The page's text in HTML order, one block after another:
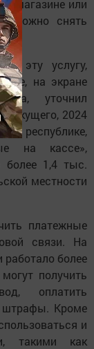
в магазине или
можно снять
эту услугу,
на экране
уточнил
2024
республике,
на кассе»,
более 1,4 тыс.
местности
платежные
связи. На
работало более
получить
оплатить
штрафы. Кроме
и
такими как